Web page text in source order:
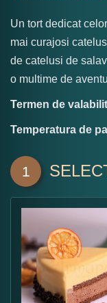
Un tort dedicat
mai curajosi
de catelusi de
o multime de
Termen de
Temperatura de
1